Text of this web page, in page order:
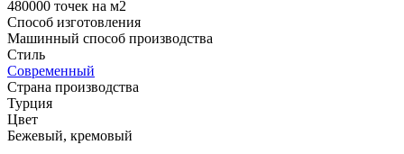
480000 точек на м2
Способ изготовления
Машинный способ производства
Стиль
Современный
Страна производства
Турция
Цвет
Бежевый, кремовый